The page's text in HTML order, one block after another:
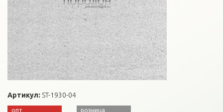
Артикул: ST-1930-04